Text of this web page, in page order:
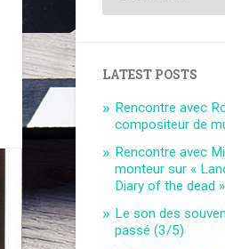
LATEST POSTS
Rencontre avec
compositeur de
Rencontre avec
monteur sur «
Diary of the dead »
Le son des
passé (3/5)